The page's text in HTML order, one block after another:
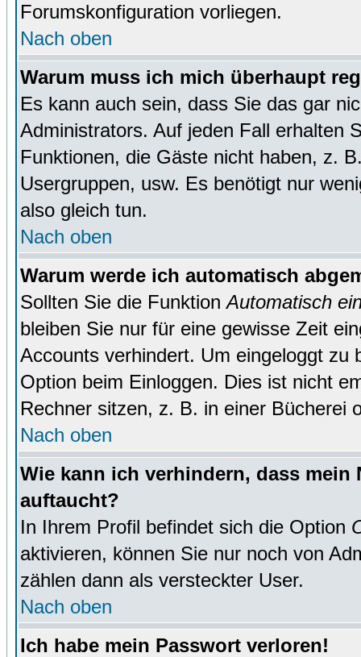
Forumskonfiguration vorliegen.
Nach oben
Warum muss ich mich überhaupt
Es kann auch sein, dass Sie das gar
Administrators. Auf jeden Fall erhalten
Funktionen, die Gäste nicht haben, z.
Usergruppen, usw. Es benötigt nur
also gleich tun.
Nach oben
Warum werde ich automatisch
Sollten Sie die FunktionAutomatisch
bleiben Sie nur für eine gewisse Zeit
Accounts verhindert. Um eingeloggt zu
Option beim Einloggen. Dies ist nicht
Rechner sitzen, z. B. in einer Bücherei
Nach oben
Wie kann ich verhindern, dass
auftaucht?
In Ihrem Profil befindet sich die Option
aktivieren, können Sie nur noch von
zählen dann als versteckter User.
Nach oben
Ich habe mein Passwort verloren!